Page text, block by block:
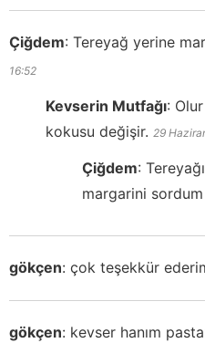
Çiğdem: Tereyağ yerine
16:52
Kevserin Mutfağı:
kokusu değişir. 29
Çiğdem:
margarini sordum
gökçen: çok teşekkür
gökçen: kevser hanım